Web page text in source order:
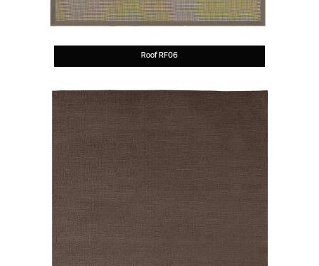
Roof RF06